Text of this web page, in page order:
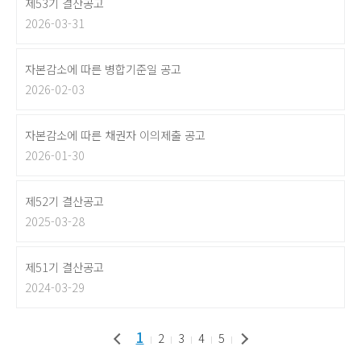
2026-03-31
자본감소에 따른 병합기준일 공고
2026-02-03
자본감소에 따른 채권자 이의제출 공고
2026-01-30
제52기 결산공고
2025-03-28
제51기 결산공고
2024-03-29
1 2 3 4 5